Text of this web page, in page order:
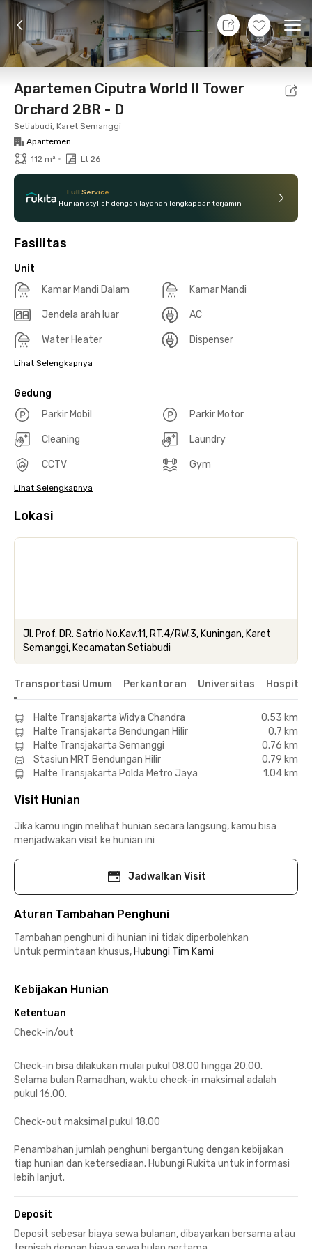
+12
8 Agt 26 - Belum tahu
Foto Fasilitas bersama Lokasi Aturan
Apartemen Ciputra World II Tower
Orchard 2BR - D
Setiabudi, Karet Semanggi
Apartemen
112 m² • Lt 26
Full Service
Hunian stylish dengan layanan lengkap dan terjamin
Fasilitas
Unit
Kamar Mandi Dalam
Kamar Mandi
Jendela arah luar AC
Water Heater Dispenser
Lihat Selengkapnya
Gedung
Parkir Mobil
Parkir Motor
Cleaning Laundry
CCTV Gym
Lihat Selengkapnya
Lokasi
Jl. Prof. DR. Satrio No.Kav.11, RT.4/RW.3, Kuningan, Karet
Semanggi, Kecamatan Setiabudi
Transportasi Umum Perkantoran Universitas Hospital
Halte Transjakarta Widya Chandra
0.53 km
Halte Transjakarta Bendungan Hilir
0.7 km
Halte Transjakarta Semanggi
0.76 km
Stasiun MRT Bendungan Hilir
0.79 km
Halte Transjakarta Polda Metro Jaya
1.04 km
Visit Hunian
Jika kamu ingin melihat hunian secara langsung, kamu bisa
menjadwakan visit ke hunian ini
Jadwalkan Visit
Aturan Tambahan Penghuni
Tambahan penghuni di hunian ini tidak diperbolehkan
Untuk permintaan khusus, Hubungi Tim Kami
Kebijakan Hunian
Ketentuan
Check-in/out
Check-in bisa dilakukan mulai pukul 08.00 hingga 20.00.
Selama bulan Ramadhan, waktu check-in maksimal adalah
pukul 16.00.
Check-out maksimal pukul 18.00
Penambahan jumlah penghuni bergantung dengan kebijakan
tiap hunian dan ketersediaan. Hubungi Rukita untuk informasi
lebih lanjut.
Deposit
Deposit sebesar biaya sewa bulanan, dibayarkan bersama atau